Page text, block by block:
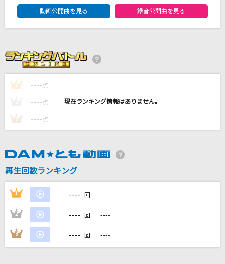
[生音]雪月花
もっと見る
DAMに会員登録・ログインして
DAM★ともボーカルエントリーランキング
動画公開曲を見る
録音公開曲を見る
1 ---- 点 ----
---- 点 ----
3 ---- 点 ----
再生回数ランキング
1 ---- 回 ----
2 ---- 回 ----
3 ---- 回 ----